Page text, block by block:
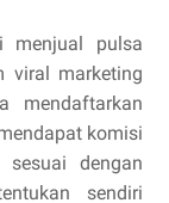
menjual pulsa
viral marketing
mendaftarkan
komisi
dengan
sendiri